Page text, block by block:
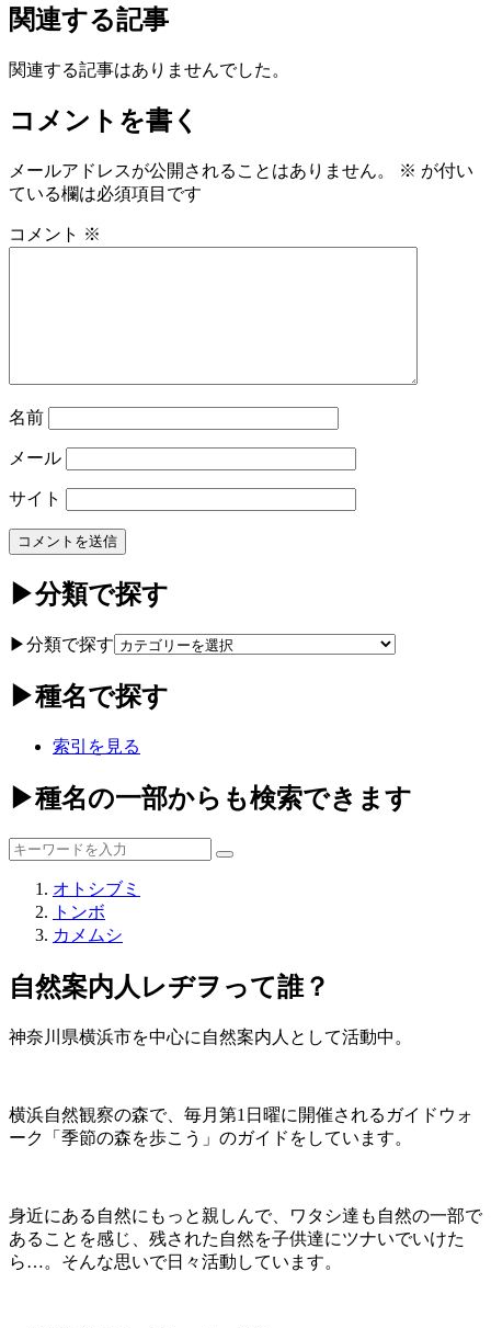
関連する記事
関連する記事はありませんでした。
コメントを書く
メールアドレスが公開されることはありません。 ※ が付い
ている欄は必須項目です
コメント ※
名前
メール
サイト
▶分類で探す
▶分類で探す
▶種名で探す
索引を見る
▶種名の一部からも検索できます
オトシブミ
トンボ
カメムシ
自然案内人レヂヲって誰？
神奈川県横浜市を中心に自然案内人として活動中。
横浜自然観察の森で、毎月第1日曜に開催されるガイドウォ
ーク「季節の森を歩こう」のガイドをしています。
身近にある自然にもっと親しんで、ワタシ達も自然の一部で
あることを感じ、残された自然を子供達にツナいでいけた
ら…。そんな思いで日々活動しています。